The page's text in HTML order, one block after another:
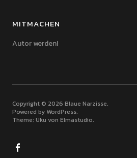
MITMACHEN
Autor werden!
Copyright © 2026 Blaue Narzisse
Powered by WordPress
Theme: Uku von Elmastudio